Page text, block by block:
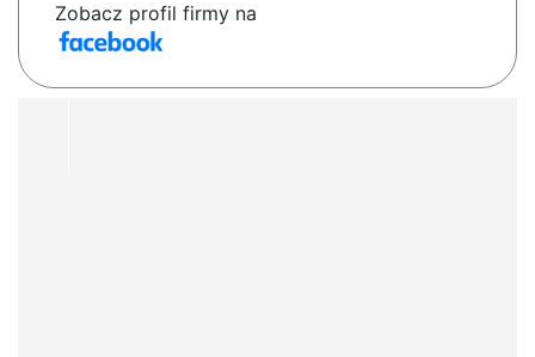
Zobacz profil firmy na